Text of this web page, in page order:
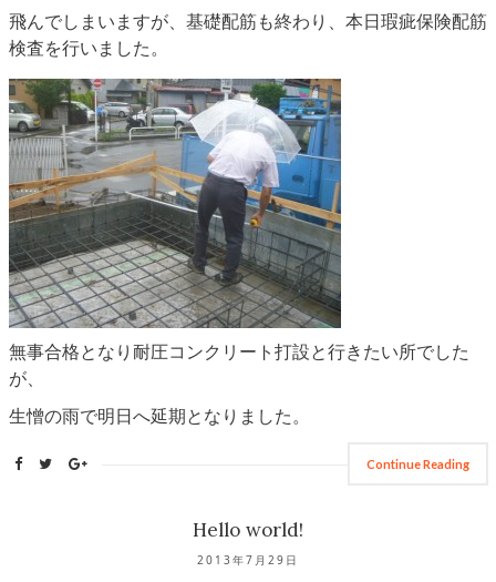
飛んでしまいますが、基礎配筋も終わり、本日瑕疵保険配筋
検査を行いました。
無事合格となり耐圧コンクリート打設と行きたい所でした
が、
生憎の雨で明日へ延期となりました。
Continue Reading
Hello world!
2013年7月29日